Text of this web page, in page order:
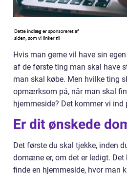
Hvis man gerne vil have sin
af de første ting man skal have
man skal købe. Men hvilke ting
opmærksom på, når man skal
hjemmeside? Det kommer vi
Er dit ønskede
Det første du skal tjekke, inden
domæne er, om det er ledigt. Det
finde en hjemmeside, hvor man